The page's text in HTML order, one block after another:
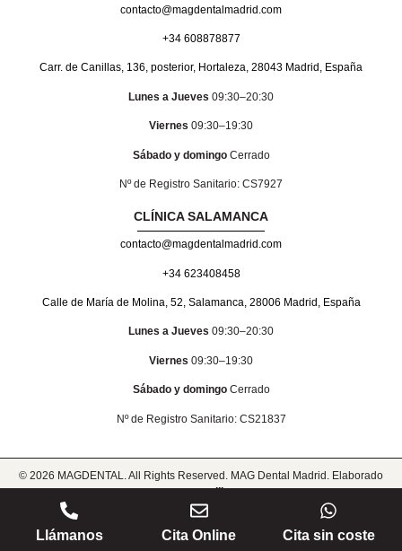
Llámanos Cita Online Cita sin coste
contacto@magdentalmadrid.com
+34 608878877
Carr. de Canillas, 136, posterior, Hortaleza, 28043 Madrid, España
Lunes a Jueves 09:30–20:30
Viernes 09:30–19:30
Sábado y domingo Cerrado
Nº de Registro Sanitario: CS7927
CLÍNICA SALAMANCA
contacto@magdentalmadrid.com
+34 623408458
Calle de María de Molina, 52, Salamanca, 28006 Madrid, España
Lunes a Jueves 09:30–20:30
Viernes 09:30–19:30
Sábado y domingo Cerrado
Nº de Registro Sanitario: CS21837
Política de privacidad Aviso legalPolítica de cookies
© 2026 MAGDENTAL. All Rights Reserved. MAG Dental Madrid. Elaborado
porcastillo
Equipo de odontólogos colegiados en el Ilustre Colegio Oficial de